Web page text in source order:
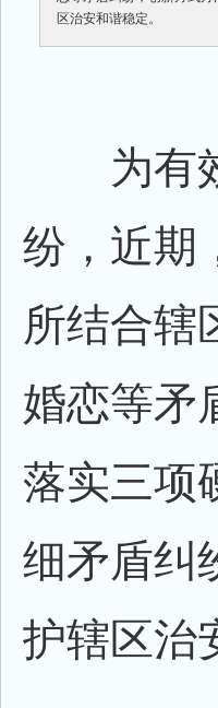
区治安和谐稳定。
为有效
纷，近期
所结合辖
婚恋等矛
落实三项
细矛盾纠
护辖区治